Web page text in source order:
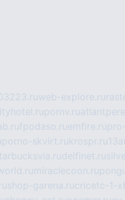
web-explore.ru
pornv.ru
fpodaso.ruemfire.ru
porno-skvirt.rukrospr.ru
delfinet.ru
miraclecoon.ru
shop-garena.rucricetc-1-